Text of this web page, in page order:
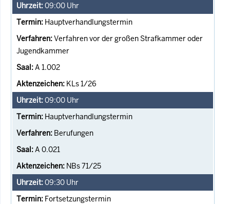
09:00 Uhr
Hauptverhandlungstermin
Verfahren vor der großen Strafkammer oder
Jugendkammer
A 1.002
KLs 1/26
09:00 Uhr
Hauptverhandlungstermin
Berufungen
A 0.021
NBs 71/25
09:30 Uhr
Fortsetzungstermin